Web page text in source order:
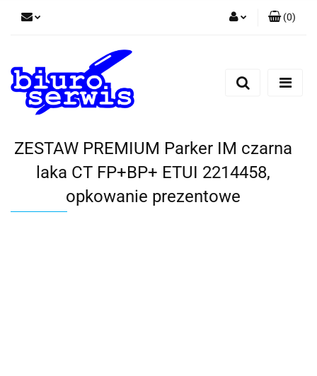
Zarejestruj się
(0)
ZESTAW PREMIUM Parker IM czarna
laka CT FP+BP+ ETUI 2214458,
opkowanie prezentowe